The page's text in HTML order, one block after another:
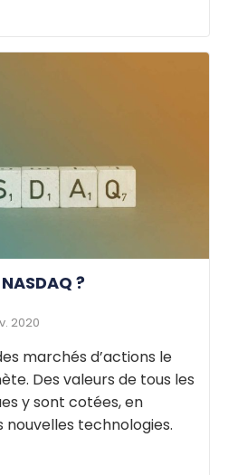
?
2020
marchés d’actions le
Des valeurs de tous les
y sont cotées, en
nouvelles technologies.